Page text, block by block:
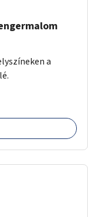
a